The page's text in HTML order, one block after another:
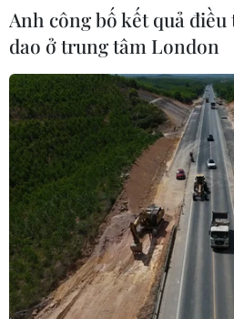
TIN CÙNG CHUYÊN MỤC
Dự án mở rộng đường
tăng kết nối khu vực phía Tây
Hà Nội
06/08/2026 08:19
Đắk Lắk: Điều tra, khắc phục
nhiều phương tiện thủng lốp
cao tốc
Anh công bố kết quả điều
dao ở trung tâm London